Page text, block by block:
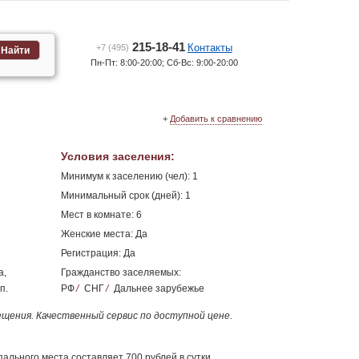
Найти +7 (495) 215-18-41 Контакты
Пн-Пт: 8:00-20:00; Сб-Вс: 9:00-20:00
+ Добавить к сравнению
Условия заселения:
Минимум к заселению (чел): 1
Минимальный срок (дней): 1
Мест в комнате: 6
Женские места: Да
Регистрация: Да
Гражданство заселяемых:
РФ/ СНГ/ Дальнее зарубежье
Качественный сервис по доступной цене.